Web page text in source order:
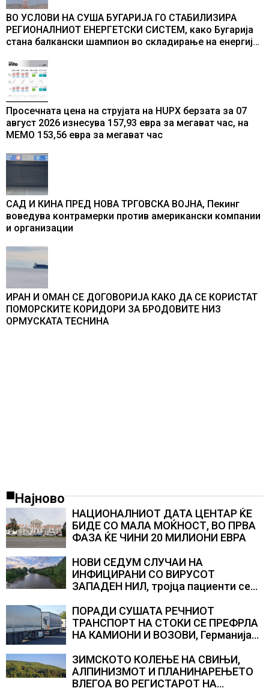
ВО УСЛОВИ НА СУША БУГАРИЈА ГО СТАБИЛИЗИРА
РЕГИОНАЛНИОТ ЕНЕРГЕТСКИ СИСТЕМ, како Бугарија
стана балкански шампион во складирање на енергија
Просечната цена на струјата на HUPX берзата за 07
август 2026 изнесува 157,93 евра за мегават час, на
МЕМО 153,56 евра за мегават час
САД И КИНА ПРЕД НОВА ТРГОВСКА ВОЈНА, Пекинг
воведува контрамерки против американски компании
и организации
ИРАН И ОМАН СЕ ДОГОВОРИЈА КАКО ДА СЕ КОРИСТАТ
ПОМОРСКИТЕ КОРИДОРИ ЗА БРОДОВИТЕ НИЗ
ОРМУСКАТА ТЕСНИНА
Најново
НАЦИОНАЛНИОТ ДАТА ЦЕНТАР ЌЕ
БИДЕ СО МАЛА МОЌНОСТ, ВО ПРВА
ФАЗА ЌЕ ЧИНИ 20 МИЛИОНИ ЕВРА
НОВИ СЕДУМ СЛУЧАИ НА
ИНФИЦИРАНИ СО ВИРУСОТ
ЗАПАДЕН НИЛ, тројца пациенти се
ПОРАДИ СУШАТА РЕЧНИОТ
ТРАНСПОРТ НА СТОКИ СЕ ПРЕФРЛА
НА КАМИОНИ И ВОЗОВИ, Германија
камионџиите да возат и во недела
ЗИМСКОТО КОЛЕЊЕ НА СВИЊИ,
АЛПИНИЗМОТ И ПЛАНИНАРЕЊЕТО
ВЛЕГОА ВО РЕГИСТАРОТ НА